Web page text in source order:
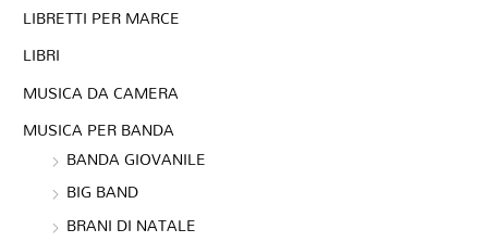
LIBRETTI PER MARCE
LIBRI
MUSICA DA CAMERA
MUSICA PER BANDA
BANDA GIOVANILE
BIG BAND
BRANI DI NATALE